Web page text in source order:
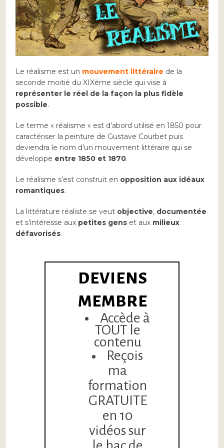
Le réalisme est un mouvement littéraire de la
seconde moitié du XIXème siècle qui vise à
représenter le réel de la façon la plus fidèle
possible.
Le terme « réalisme » est d’abord utilisé en 1850 pour
caractériser la peinture de Gustave Courbet puis
deviendra le nom d’un mouvement littéraire qui se
développe entre 1850 et 1870.
Le réalisme s’est construit en opposition aux idéaux
romantiques.
La littérature réaliste se veut objective, documentée
et s’intéresse aux petites gens et aux milieux
défavorisés.
DEVIENS
MEMBRE
Accède à
TOUT le
contenu
Reçois
ma
formation
GRATUITE
en 10
vidéos sur